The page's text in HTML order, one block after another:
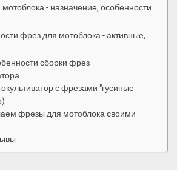
- назначение, особенности
фрез для мотоблока - активные,
сборки фрез
с фрезами "гусиные
фрезы для мотоблока своими